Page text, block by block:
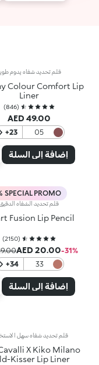
قلم تحديد شفاه يدوم
Colour Comfort Lip
Liner
(
846
)
AED 49.00
05
Brown
‎+23
إضافة إلى السلة
SPECIAL PROMO %
قلم تحديد الشفاه الدقيق
Fusion Lip Pencil
(
2150
)
‎-31‎%‎
AED 20.00
33
Rosy
Brown
‎+34
إضافة إلى السلة
قلم تحديد شفاه سهل
X Kiko Milano
Kisser Lip Liner